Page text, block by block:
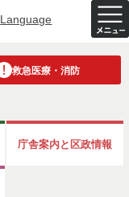
Language
救急医療・消防
庁舎案内と区政情報